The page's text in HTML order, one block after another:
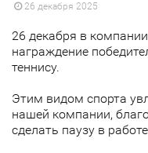
26 декабря 2025
26 декабря в
награждение
теннису.
Этим видом спорта
нашей компании,
сделать паузу в